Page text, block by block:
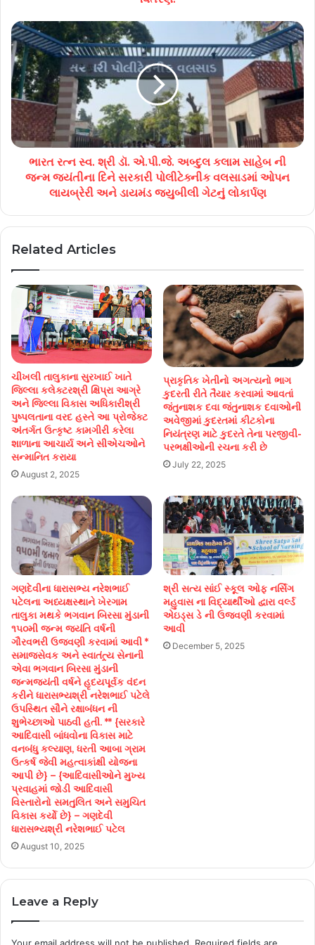
ભારત રત્ન સ્વ. શ્રી ડૉ. એ.પી.જે. અબ્દુલ કલામ સાહેબ ની
જન્મ જયંતીના દિને સરકારી પોલીટેક્નીક વલસાડમાં ઓપન
લાયબ્રેરી અને ડાયમંડ જ્યુબીલી ગેટનું લોકાર્પણ
Related Articles
ચીખલી તાલુકાના સુરખાઈ ખાતે
જિલ્લા કલેક્ટરશ્રી ક્ષિપ્રા આગ્રે
અને જિલ્લા વિકાસ અધિકારીશ્રી
પુષ્પલતાના વરદ હસ્તે આ પ્રોજેક્ટ
અંતર્ગત ઉત્કૃષ્ટ કામગીરી કરેલા
શાળાના આચાર્ય અને સીએચઓને
સન્માનિત કરાયા
August 2, 2025
પ્રાકૃતિક ખેતીનો અગત્યનો ભાગ
કુદરતી રીતે તૈયાર કરવામાં આવતાં
જંતુનાશક દવા જંતુનાશક દવાઓની
અવેજીમાં કુદરતમાં કીટકોના
નિયંત્રણ માટે કુદરતે તેના પરજીવી-
પરભક્ષીઓની રચના કરી છે
July 22, 2025
ગણદેવીના ધારાસભ્ય નરેશભાઈ
પટેલના અધ્યક્ષસ્થાને ખેરગામ
તાલુકા મથકે ભગવાન બિરસા મુંડાની
૧૫૦મી જન્મ જયંતિ વર્ષની
ગૌરવભરી ઉજવણી કરવામાં આવી *
સમાજસેવક અને સ્વાતંત્ર્ય સેનાની
એવા ભગવાન બિરસા મુંડાની
જન્મજયંતી વર્ષને હૃદયપૂર્વક વંદન
કરીને ધારાસભ્યશ્રી નરેશભાઈ પટેલે
ઉપસ્થિત સૌને રક્ષાબંધન ની
શુભેચ્છાઓ પાઠવી હતી. ** {સરકારે
આદિવાસી બાંધવોના વિકાસ માટે
વનબંધુ કલ્યાણ, ધરતી આબા ગ્રામ
ઉત્કર્ષ જેવી મહત્વાકાંક્ષી યોજના
આપી છે} – {આદિવાસીઓને મુખ્ય
પ્રવાહમાં જોડી આદિવાસી
વિસ્તારોનો સમતુલિત અને સમુચિત
વિકાસ કર્યો છે} – ગણદેવી
ધારાસભ્યશ્રી નરેશભાઈ પટેલ
August 10, 2025
શ્રી સત્ય સાંઈ સ્કૂલ ઓફ નર્સિંગ
મહુવાસ ના વિદ્યાર્થીઓ દ્વારા વર્લ્ડ
એઇડ્સ ડે ની ઉજવણી કરવામાં
આવી
December 5, 2025
Leave a Reply